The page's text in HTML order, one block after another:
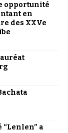
opportunité
en
des XXVe
“Lenlen” a